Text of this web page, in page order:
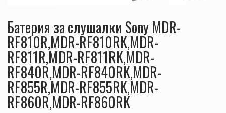
Батерия за слушалки Sony MDR-
RF810R,MDR-RF810RK,MDR-
RF811R,MDR-RF811RK,MDR-
RF840R,MDR-RF840RK,MDR-
RF855R,MDR-RF855RK,MDR-
RF860R,MDR-RF860RK